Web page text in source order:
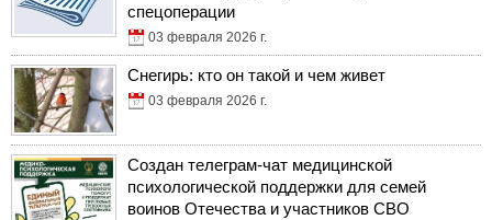
спецоперации
03 февраля 2026 г.
Снегирь: кто он такой и чем живет
03 февраля 2026 г.
Создан телеграм-чат медицинской
психологической поддержки для семей
воинов Отечества и участников СВО